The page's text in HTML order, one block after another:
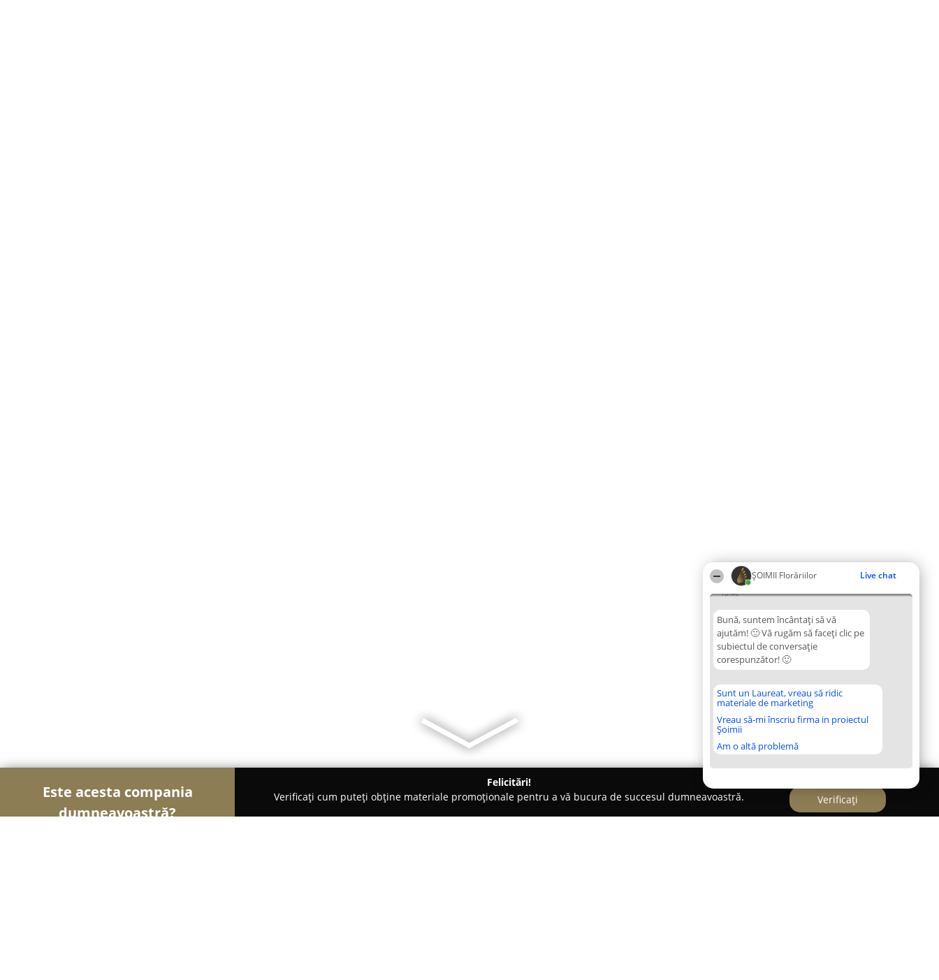
ȘOIMII Florăriilor Live chat
18:46
Bună, suntem încântați să vă
ajutăm! 🙂 Vă rugăm să faceți clic pe
subiectul de conversație
corespunzător! 🙂
Sunt un Laureat, vreau să ridic
materiale de marketing
Vreau să-mi înscriu firma in proiectul
Șoimii
Am o altă problemă
Este acesta compania
dumneavoastră?
Felicitări!
Verificați cum puteți obține materiale promoționale pentru a vă bucura de succesul dumneavoastră.
Verificați